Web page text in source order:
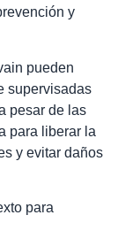
y
pueden
supervisadas
pesar de las
para liberar la
y evitar daños
para